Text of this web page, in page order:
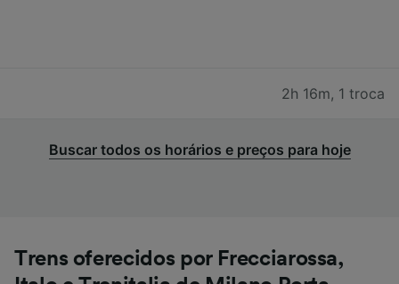
2h 16m, 1 troca
Buscar todos os horários e preços para hoje
Trens oferecidos por Frecciarossa,